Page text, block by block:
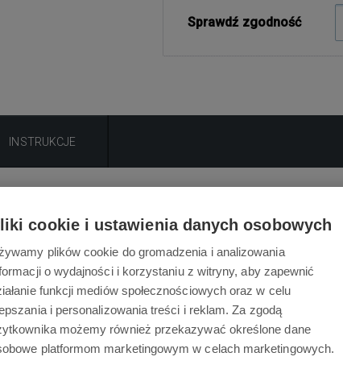
Sprawdź zgodność
INSTRUKCJE
drutu obwodowego do kosiarki automatycznej McCulloch.
kosiarek automatycznych: McCulloch ROB R600,
cookie i ustawienia danych osobowych
plików cookie do gromadzenia i analizowania
o wydajności i korzystaniu z witryny, aby zapewnić
funkcji mediów społecznościowych oraz w celu
i personalizowania treści i reklam. Za zgodą
możemy również przekazywać określone dane
platformom marketingowym w celach marketingowych.